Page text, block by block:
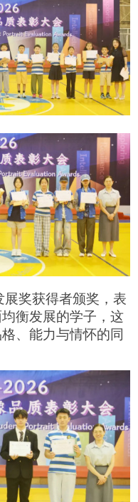
奖获得者颁奖，表
衡发展的学子，这
、能力与情怀的同